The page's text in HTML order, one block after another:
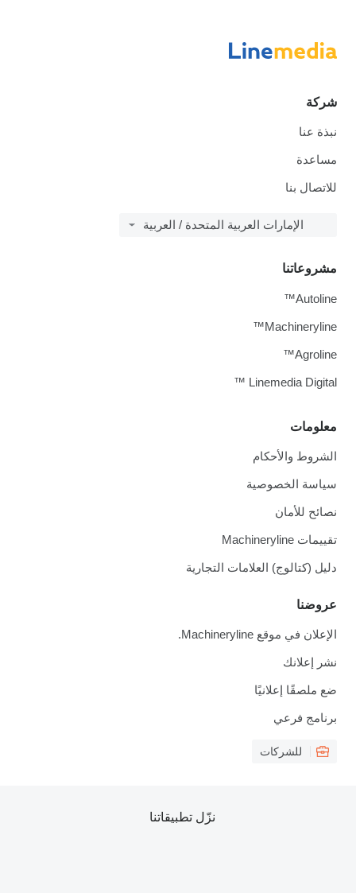
شركة
نبذة عنا
مساعدة
للاتصال بنا
الإمارات العربية المتحدة / العربية
معلومات
الشروط والأحكام
سياسة الخصوصية
نصائح للأمان
تقييمات Machineryline
دليل (كتالوج) العلامات التجارية
عروضنا
الإعلان في موقع Machineryline.
نشر إعلانك
ضع ملصقًا إعلانيًا
برنامج فرعي
للشركات
مشروعاتنا
Autoline™
Machineryline™
Agroline™
Linemedia Digital ™
نزّل تطبيقاتنا